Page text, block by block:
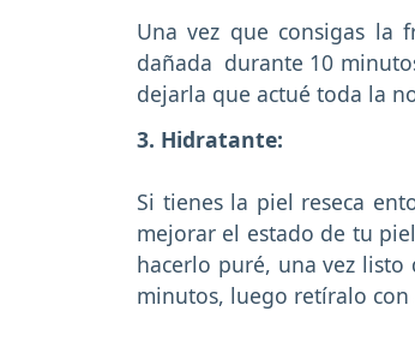
Una vez que consigas la
dañada durante 10
dejarla que actué toda la
3. Hidratante:
Si tienes la piel reseca
mejorar el estado de tu
hacerlo puré, una vez
minutos, luego retíralo